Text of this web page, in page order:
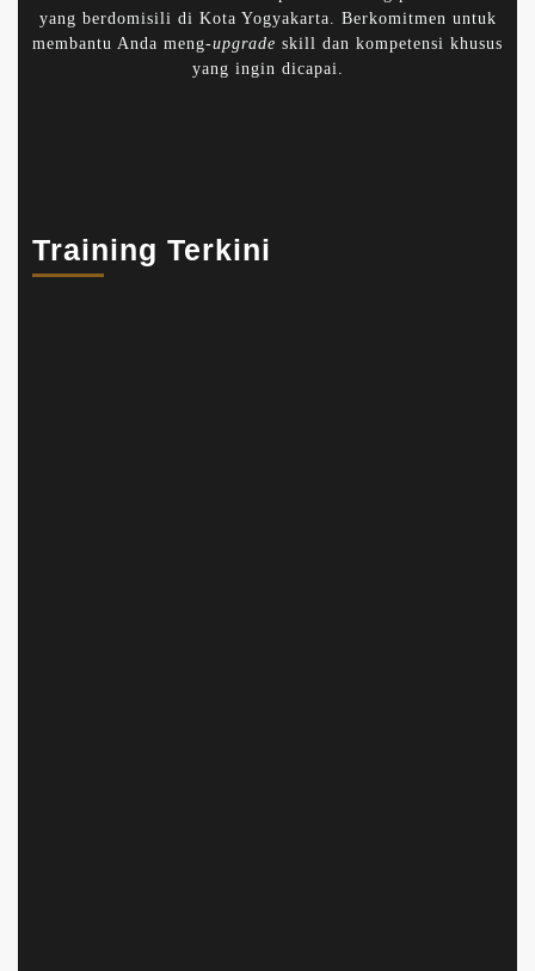
yang berdomisili di Kota Yogyakarta. Berkomitmen untuk
membantu Anda meng-upgrade skill dan kompetensi khusus
yang ingin dicapai.
Training Terkini